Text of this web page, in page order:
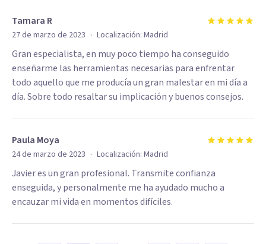
Tamara R
27 de marzo de 2023 · Localización: Madrid
Gran especialista, en muy poco tiempo ha conseguido
enseñarme las herramientas necesarias para enfrentar
todo aquello que me producía un gran malestar en mi día a
día. Sobre todo resaltar su implicación y buenos consejos.
Paula Moya
24 de marzo de 2023 · Localización: Madrid
Javier es un gran profesional. Transmite confianza
enseguida, y personalmente me ha ayudado mucho a
encauzar mi vida en momentos difíciles.